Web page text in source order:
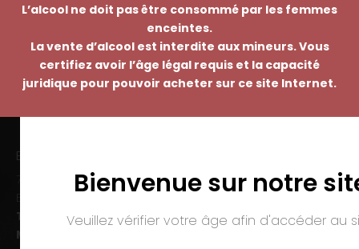
L’alcool ne doit pas être consommé par les femmes
enceintes.
La vente d’alcool est interdite aux mineurs. Vous
certifiez avoir l’âge légal requis et la capacité
juridique pour pouvoir acheter sur ce site Internet.
Bienvenue sur notre
Veuillez vérifier votre âge afin d'accéder au
EMMANUEL NASTI
7 avenue Pierre Pflimlin – ZAC Espale
Tél. :
03 89 46 50 35
Mail :